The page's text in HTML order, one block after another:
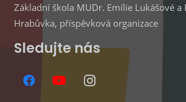
Základní škola MUDr. Emílie Lukášové a
Hrabůvka, příspěvková organizace
Sledujte nás